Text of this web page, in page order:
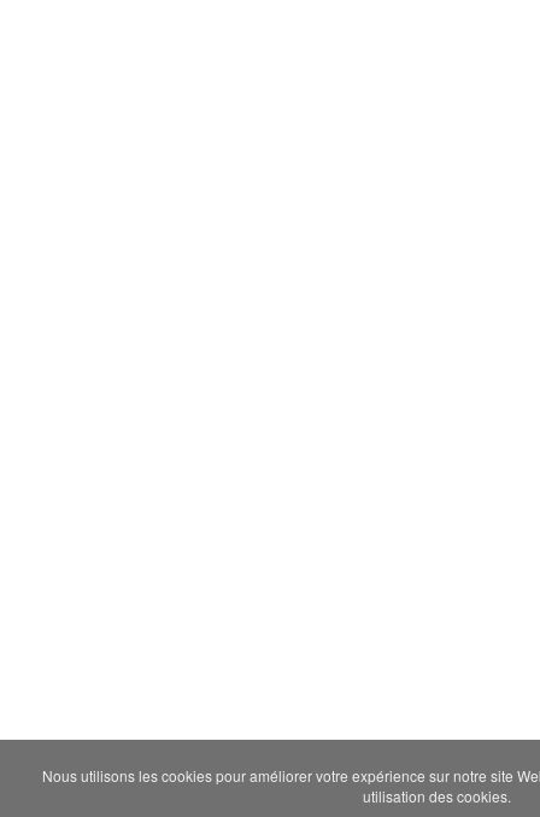
Nous utilisons les cookies pour améliorer votre expérience sur notre site
utilisation des cookies.